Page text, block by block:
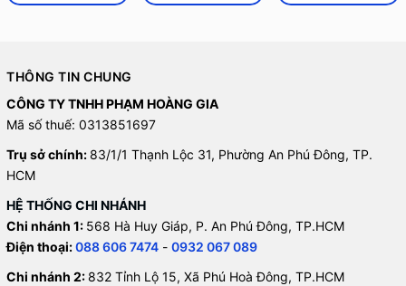
THÔNG TIN CHUNG
CÔNG TY TNHH PHẠM HOÀNG GIA
Mã số thuế: 0313851697
Trụ sở chính: 83/1/1 Thạnh Lộc 31, Phường An Phú Đông, TP.
HCM
HỆ THỐNG CHI NHÁNH
Chi nhánh 1: 568 Hà Huy Giáp, P. An Phú Đông, TP.HCM
Điện thoại:088 606 7474 - 0932 067 089
Chi nhánh 2: 832 Tỉnh Lộ 15, Xã Phú Hoà Đông, TP.HCM